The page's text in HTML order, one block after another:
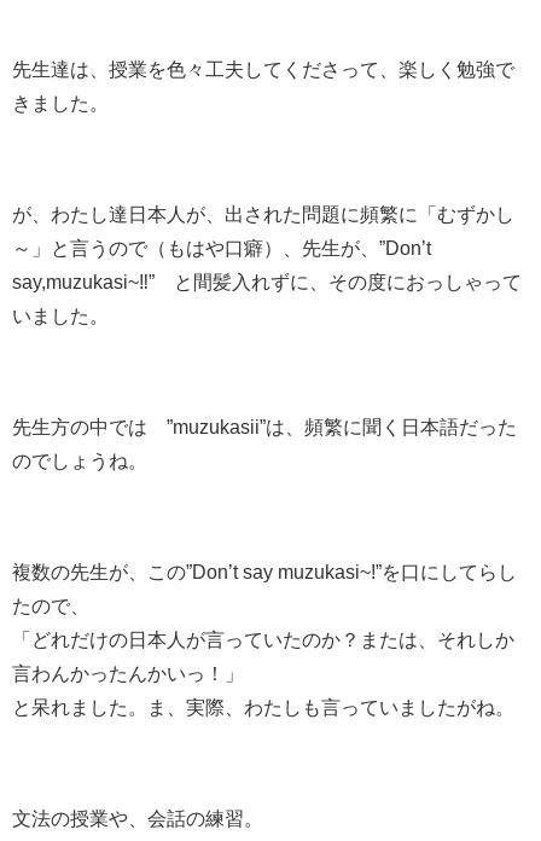
先生達は、授業を色々工夫してくださって、楽しく勉強で
きました。
が、わたし達日本人が、出された問題に頻繁に「むずかし
～」と言うので（もはや口癖）、先生が、”Don’t
say,muzukasi~‼” と間髪入れずに、その度におっしゃって
いました。
先生方の中では ”muzukasii”は、頻繁に聞く日本語だった
のでしょうね。
複数の先生が、この”Don’t say muzukasi~!”を口にしてらし
たので、
「どれだけの日本人が言っていたのか？または、それしか
言わんかったんかいっ！」
と呆れました。ま、実際、わたしも言っていましたがね。
文法の授業や、会話の練習。